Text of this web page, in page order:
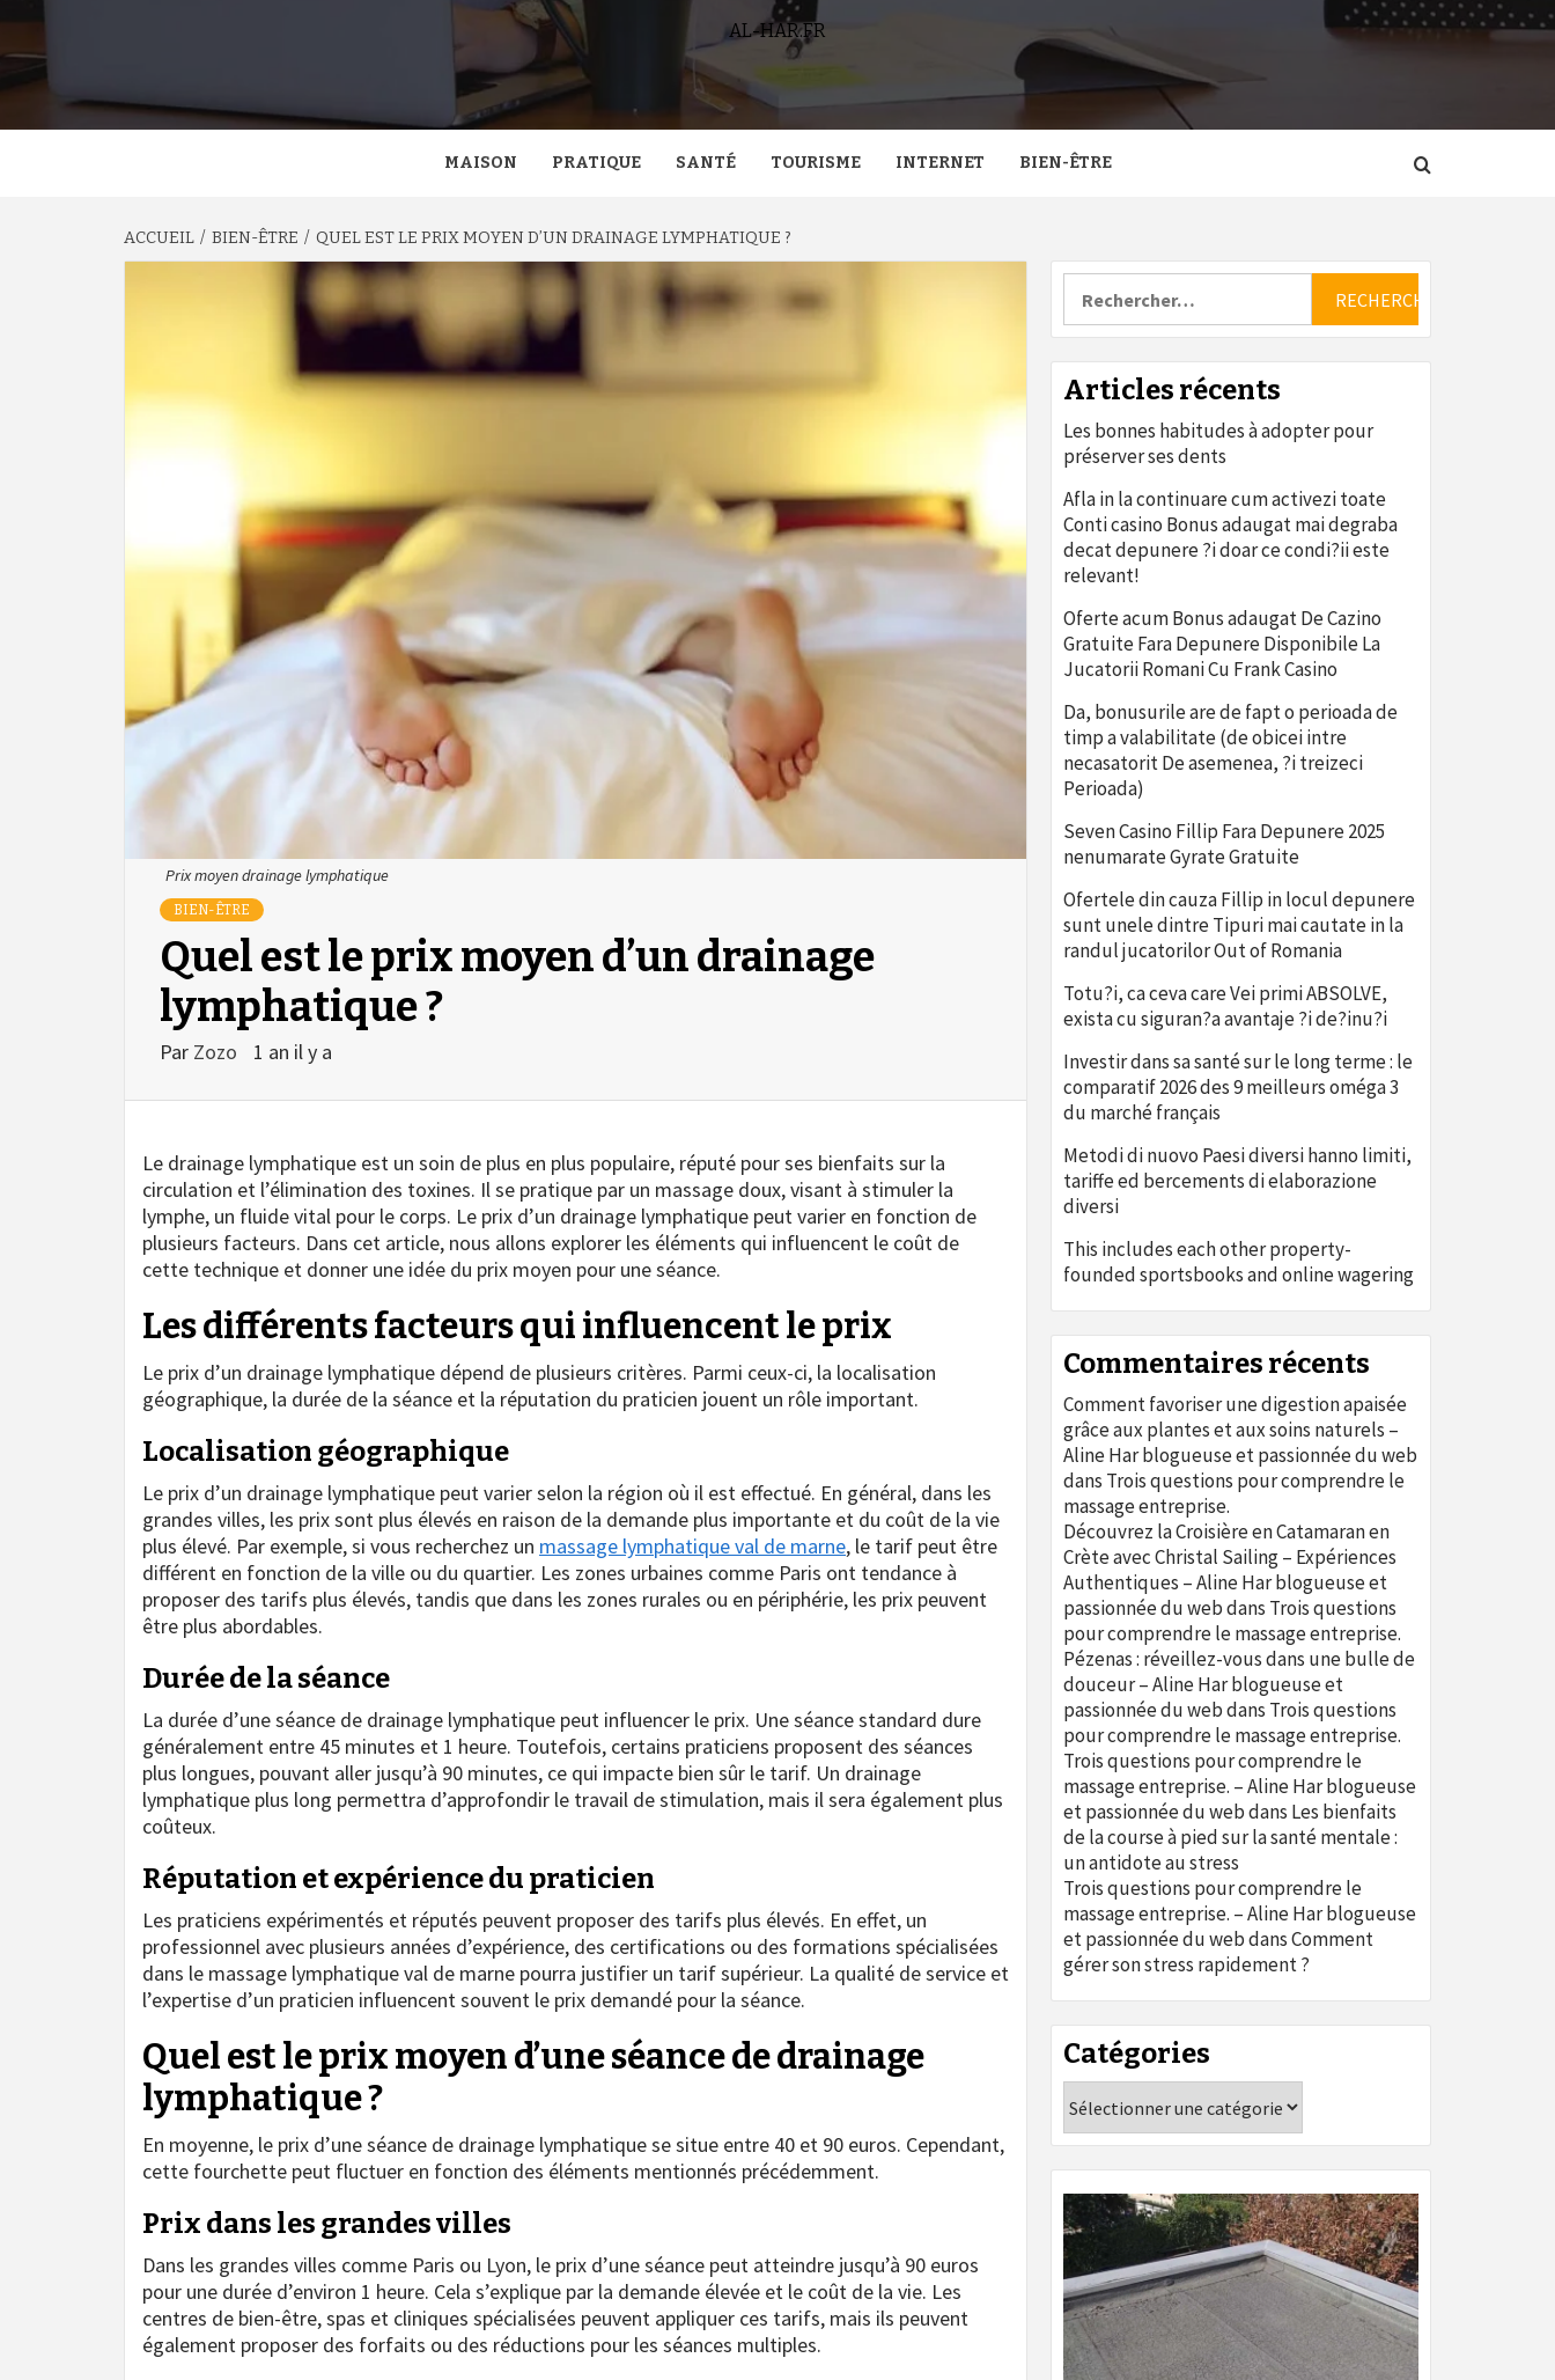
AL-HAR.FR
MAISON PRATIQUE SANTÉ TOURISME INTERNET BIEN-ÊTRE
ACCUEIL BIEN-ÊTRE QUEL EST LE PRIX MOYEN D’UN DRAINAGE LYMPHATIQUE ?
Prix moyen drainage lymphatique
BIEN-ÊTRE
Quel est le prix moyen d’un drainage
lymphatique ?
Par Zozo 1 an il y a
Le drainage lymphatique est un soin de plus en plus populaire, réputé pour ses bienfaits sur la
circulation et l’élimination des toxines. Il se pratique par un massage doux, visant à stimuler la
lymphe, un fluide vital pour le corps. Le prix d’un drainage lymphatique peut varier en fonction de
plusieurs facteurs. Dans cet article, nous allons explorer les éléments qui influencent le coût de
cette technique et donner une idée du prix moyen pour une séance.
Les différents facteurs qui influencent le prix
Le prix d’un drainage lymphatique dépend de plusieurs critères. Parmi ceux-ci, la localisation
géographique, la durée de la séance et la réputation du praticien jouent un rôle important.
Localisation géographique
Le prix d’un drainage lymphatique peut varier selon la région où il est effectué. En général, dans les
grandes villes, les prix sont plus élevés en raison de la demande plus importante et du coût de la vie
plus élevé. Par exemple, si vous recherchez un massage lymphatique val de marne, le tarif peut être
différent en fonction de la ville ou du quartier. Les zones urbaines comme Paris ont tendance à
proposer des tarifs plus élevés, tandis que dans les zones rurales ou en périphérie, les prix peuvent
être plus abordables.
Durée de la séance
La durée d’une séance de drainage lymphatique peut influencer le prix. Une séance standard dure
généralement entre 45 minutes et 1 heure. Toutefois, certains praticiens proposent des séances
plus longues, pouvant aller jusqu’à 90 minutes, ce qui impacte bien sûr le tarif. Un drainage
lymphatique plus long permettra d’approfondir le travail de stimulation, mais il sera également plus
coûteux.
Réputation et expérience du praticien
Les praticiens expérimentés et réputés peuvent proposer des tarifs plus élevés. En effet, un
professionnel avec plusieurs années d’expérience, des certifications ou des formations spécialisées
dans le massage lymphatique val de marne pourra justifier un tarif supérieur. La qualité de service et
l’expertise d’un praticien influencent souvent le prix demandé pour la séance.
Quel est le prix moyen d’une séance de drainage
lymphatique ?
En moyenne, le prix d’une séance de drainage lymphatique se situe entre 40 et 90 euros. Cependant,
cette fourchette peut fluctuer en fonction des éléments mentionnés précédemment.
Prix dans les grandes villes
Dans les grandes villes comme Paris ou Lyon, le prix d’une séance peut atteindre jusqu’à 90 euros
pour une durée d’environ 1 heure. Cela s’explique par la demande élevée et le coût de la vie. Les
centres de bien-être, spas et cliniques spécialisées peuvent appliquer ces tarifs, mais ils peuvent
également proposer des forfaits ou des réductions pour les séances multiples.
Articles récents
Les bonnes habitudes à adopter pour
préserver ses dents
Afla in la continuare cum activezi toate
Conti casino Bonus adaugat mai degraba
decat depunere ?i doar ce condi?ii este
relevant!
Oferte acum Bonus adaugat De Cazino
Gratuite Fara Depunere Disponibile La
Jucatorii Romani Cu Frank Casino
Da, bonusurile are de fapt o perioada de
timp a valabilitate (de obicei intre
necasatorit De asemenea, ?i treizeci
Perioada)
Seven Casino Fillip Fara Depunere 2025
nenumarate Gyrate Gratuite
Ofertele din cauza Fillip in locul depunere
sunt unele dintre Tipuri mai cautate in la
randul jucatorilor Out of Romania
Totu?i, ca ceva care Vei primi ABSOLVE,
exista cu siguran?a avantaje ?i de?inu?i
Investir dans sa santé sur le long terme : le
comparatif 2026 des 9 meilleurs oméga 3
du marché français
Metodi di nuovo Paesi diversi hanno limiti,
tariffe ed bercements di elaborazione
diversi
This includes each other property-
founded sportsbooks and online wagering
Commentaires récents
Comment favoriser une digestion apaisée
grâce aux plantes et aux soins naturels –
Aline Har blogueuse et passionnée du web
dans Trois questions pour comprendre le
massage entreprise.
Découvrez la Croisière en Catamaran en
Crète avec Christal Sailing – Expériences
Authentiques – Aline Har blogueuse et
passionnée du webdans Trois questions
pour comprendre le massage entreprise.
Pézenas : réveillez-vous dans une bulle de
douceur – Aline Har blogueuse et
passionnée du webdans Trois questions
pour comprendre le massage entreprise.
Trois questions pour comprendre le
massage entreprise. – Aline Har blogueuse
et passionnée du webdans Les bienfaits
de la course à pied sur la santé mentale :
un antidote au stress
Trois questions pour comprendre le
massage entreprise. – Aline Har blogueuse
et passionnée du webdansComment
gérer son stress rapidement ?
Catégories